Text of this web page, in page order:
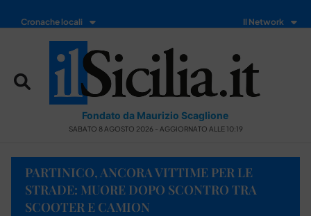
Cronache locali Il Network
Fondato da Maurizio Scaglione
SABATO 8 AGOSTO 2026 - AGGIORNATO ALLE 10:19
PARTINICO, ANCORA VITTIME PER LE
STRADE: MUORE DOPO SCONTRO TRA
SCOOTER E CAMION